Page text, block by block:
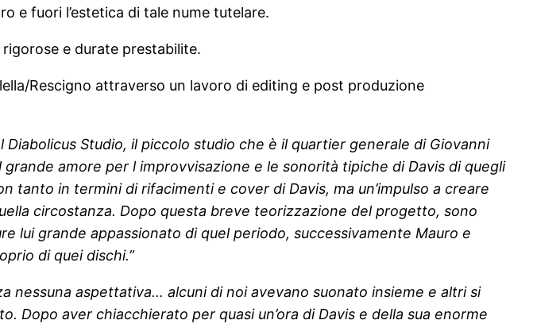
e fuori l’estetica di tale nume tutelare.
e durate prestabilite.
Rescigno attraverso un lavoro di editing e post produzione
Diabolicus Studio, il piccolo studio che è il quartier generale di Giovanni
amore per l improvvisazione e le sonorità tipiche di Davis di quegli
in termini di rifacimenti e cover di Davis, ma un’impulso a creare
circostanza. Dopo questa breve teorizzazione del progetto, sono
lui grande appassionato di quel periodo, successivamente Mauro e
di quei dischi.”
nessuna aspettativa… alcuni di noi avevano suonato insieme e altri si
Dopo aver chiacchierato per quasi un’ora di Davis e della sua enorme